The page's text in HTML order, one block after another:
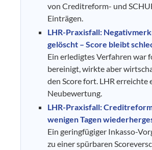
von Creditreform- und
Einträgen.
LHR-Praxisfall:
gelöscht – Score bleibt
Ein erledigtes Verfahren war
bereinigt, wirkte aber
den Score fort. LHR erreichte
Neubewertung.
LHR-Praxisfall:
wenigen Tagen
Ein geringfügiger Inkasso-
zu einer spürbaren